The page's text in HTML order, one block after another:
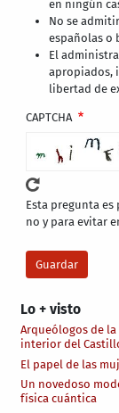
Lo + visto
Arqueólogos de la
interior del
El papel de las
Un novedoso
física cuántica
en ningún
No se
españolas o
El
apropiados,
libertad de
CAPTCHA
Esta pregunta
no y para evitar